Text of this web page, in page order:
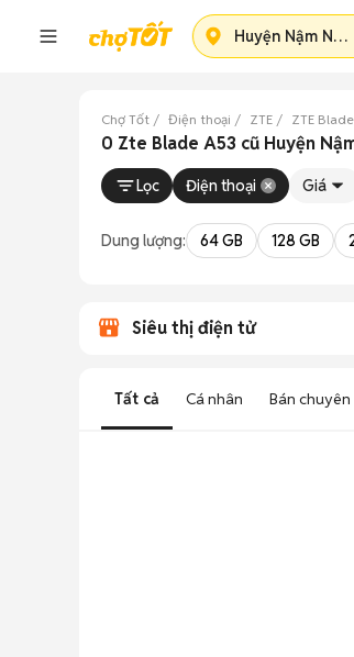
Huyện Nậm Nhùn
Chợ Tốt Điện thoại ZTE ZTE
0 Zte Blade A53 cũ Huyện
Lọc Điện thoại Giá
Dung lượng: 64 GB 128 GB
Siêu thị điện tử
Tất cả Cá nhân Bán chuyên